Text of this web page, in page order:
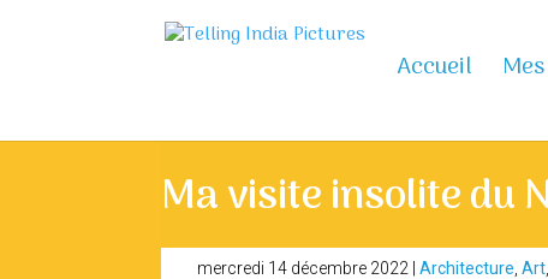
Accueil
Ma visite insolite du
mercredi 14 décembre 2022 |Architecture ,Art